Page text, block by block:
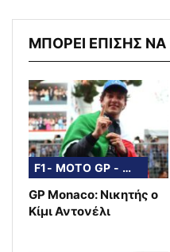
ΜΠΟΡΕΙ ΕΠΙΣΗΣ ΝΑ
F1- MOTO GP - WRC
GP Monaco: Νικητής ο
Κίμι Αντονέλι